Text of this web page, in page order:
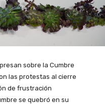
sobre la Cumbre
las protestas al cierre
de frustración
se quebró en su